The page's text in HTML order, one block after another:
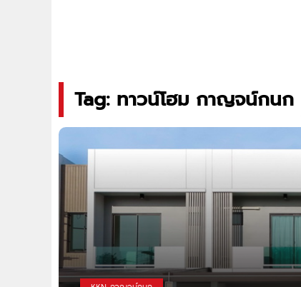
Tag: ทาวน์โฮม กาญจน์กนก